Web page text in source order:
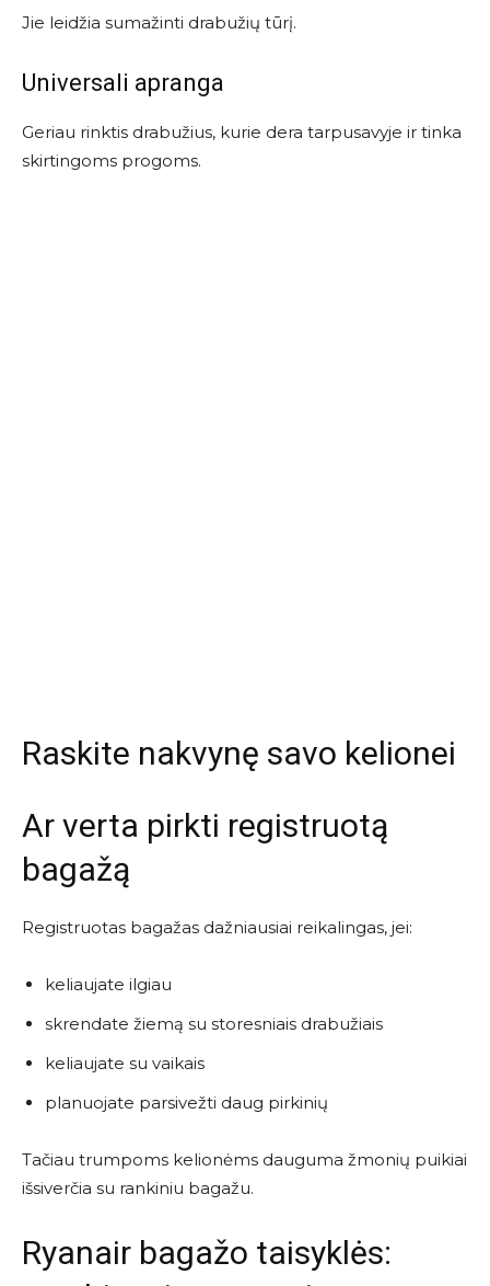
Jie leidžia sumažinti drabužių tūrį.
Universali apranga
Geriau rinktis drabužius, kurie dera tarpusavyje ir tinka
skirtingoms progoms.
Raskite nakvynę savo kelionei
Ar verta pirkti registruotą
bagažą
Registruotas bagažas dažniausiai reikalingas, jei:
keliaujate ilgiau
skrendate žiemą su storesniais drabužiais
keliaujate su vaikais
planuojate parsivežti daug pirkinių
Tačiau trumpoms kelionėms dauguma žmonių puikiai
išsiverčia su rankiniu bagažu.
Ryanair bagažo taisyklės: